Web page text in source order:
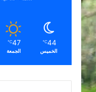
44
℃
الخميس
47
℃
الجمعة